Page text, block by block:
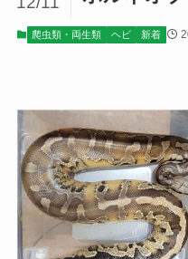
爬虫類・両生類 ヘビ 新着